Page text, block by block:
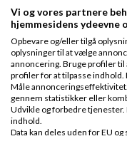
Søren Bramer
kl. 20:25
person
Vi og vores partnere
hjemmesidens ydeevne
Opbevare og/eller tilgå
oplysninger til at vælge
annoncering. Bruge profiler
profiler for at tilpasse
Måle
gennem statistikker eller
Udvikle og forbedre
indhold.
Data kan deles uden for EU og